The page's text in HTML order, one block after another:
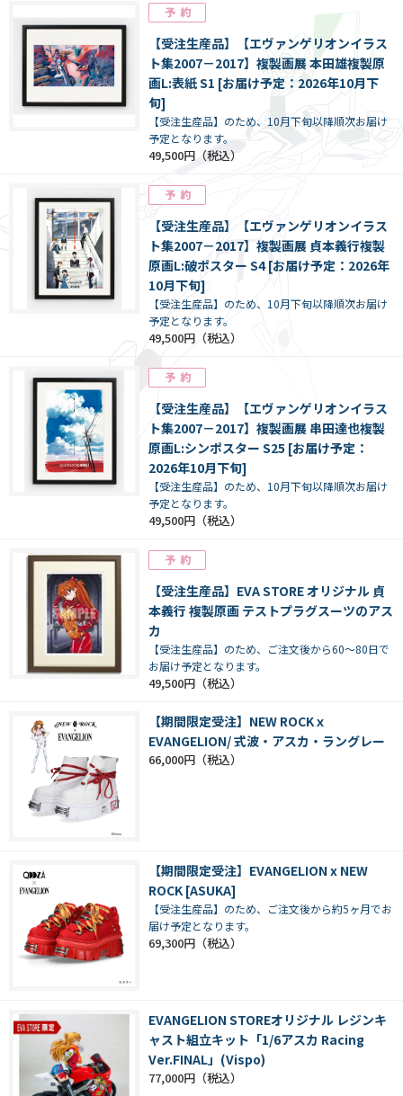
【受注生産品】【エヴァンゲリオンイラス
ト集2007－2017】複製画展 本田雄複製原
画L:表紙 S1 [お届け予定：2026年10月下
旬]
【受注生産品】のため、10月下旬以降順次お届け
予定となります。
49,500円
【受注生産品】【エヴァンゲリオンイラス
ト集2007－2017】複製画展 貞本義行複製
原画L:破ポスター S4 [お届け予定：2026年
10月下旬]
【受注生産品】のため、10月下旬以降順次お届け
予定となります。
49,500円
【受注生産品】【エヴァンゲリオンイラス
ト集2007－2017】複製画展 串田達也複製
原画L:シンポスター S25 [お届け予定：
2026年10月下旬]
【受注生産品】のため、10月下旬以降順次お届け
予定となります。
49,500円
【受注生産品】EVA STORE オリジナル 貞
本義行 複製原画 テストプラグスーツのアス
カ
【受注生産品】のため、ご注文後から60～80日で
お届け予定となります。
49,500円
【期間限定受注】NEW ROCKｘ
EVANGELION/ 式波・アスカ・ラングレー
66,000円
【期間限定受注】EVANGELION x NEW
ROCK [ASUKA]
【受注生産品】のため、ご注文後から約5ヶ月でお
届け予定となります。
69,300円
EVANGELION STOREオリジナル レジンキ
ャスト組立キット「1/6アスカ Racing
Ver.FINAL」(Vispo)
77,000円